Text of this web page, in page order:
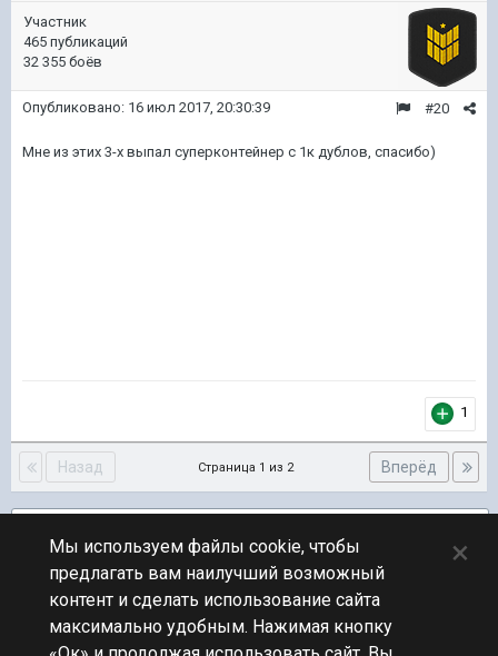
Участник
465 публикаций
32 355 боёв
#20
Опубликовано: 16 июл 2017, 20:30:39
Мне из этих 3-х выпал суперконтейнер с 1к дублов, спасибо)
1
Назад Вперёд
Страница 1 из 2
ПЕРЕЙТИ К СПИСКУ ТЕМ
Новости
Мы используем файлы cookie, чтобы
предлагать вам наилучший возможный
контент и сделать использование сайта
максимально удобным. Нажимая кнопку
×